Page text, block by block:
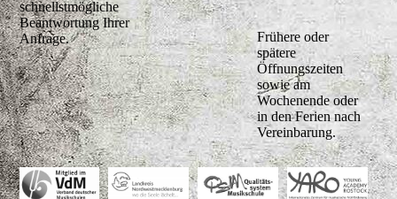
schnellstmögliche
Beantwortung Ihrer
Anfrage.
Frühere oder
spätere
Öffnungszeiten
sowie am
Wochenende oder
in den Ferien nach
Vereinbarung.